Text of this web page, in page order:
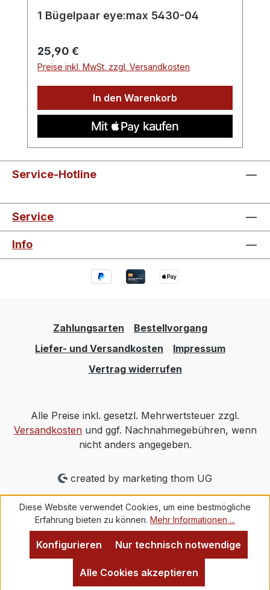
1 Bügelpaar eye:max 5430-04
Regulärer Preis:
25,90 €
Preise inkl. MwSt. zzgl. Versandkosten
In den Warenkorb
Service-Hotline
Service
Info
Zahlungsarten
Bestellvorgang
Liefer- und Versandkosten
Impressum
Vertrag widerrufen
Alle Preise inkl. gesetzl. Mehrwertsteuer zzgl.
Versandkostenund ggf. Nachnahmegebühren, wenn
nicht anders angegeben.
created by marketing thom UG
Diese Website verwendet Cookies, um eine bestmögliche
Erfahrung bieten zu können. Mehr Informationen ...
Nur technisch notwendige
Konfigurieren
Alle Cookies akzeptieren